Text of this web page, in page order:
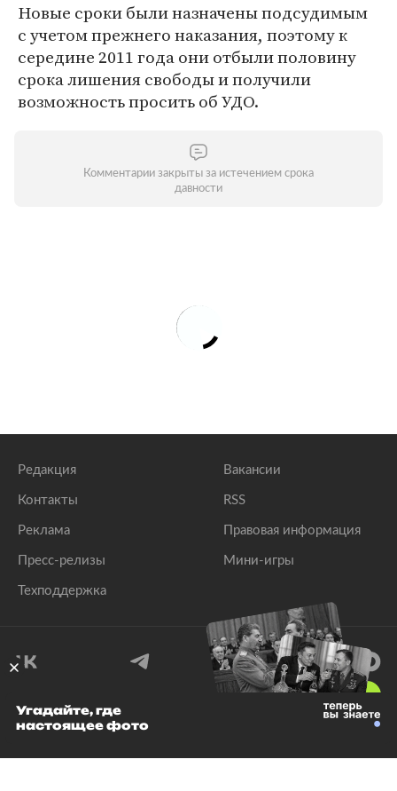
Новые сроки были назначены подсудимым
с учетом прежнего наказания, поэтому к
середине 2011 года они отбыли половину
срока лишения свободы и получили
возможность просить об УДО.
Комментарии закрыты за истечением срока
давности
Редакция
Контакты
Реклама
Пресс-релизы
Техподдержка
Вакансии
RSS
Правовая информация
Мини-игры
© 1999–2026 Все права защищены.
Угадайте, где
настоящее фото